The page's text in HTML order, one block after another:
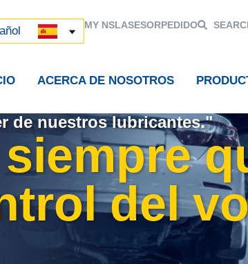
中国) MY NSLASESORPEDIDO
ACERCA DE NOSOTROS
de nuestros lubricantes."
siempre
del